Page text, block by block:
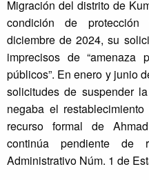
Migración del distrito de
condición de
diciembre de 2024, su
imprecisos de
públicos”. En enero y junio
solicitudes de suspender
negaba el
recurso formal de
continúa pendiente de
Administrativo Núm. 1 de